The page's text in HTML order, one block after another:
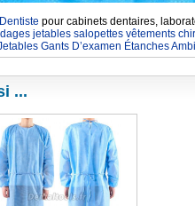
pour cabinets dentaires,
jetables salopettes vêtements
Gants D’examen Étanches
...